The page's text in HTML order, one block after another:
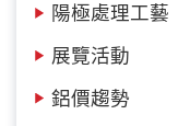
陽極處理工藝
展覽活動
鋁價趨勢